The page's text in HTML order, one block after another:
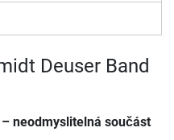
Deuser Band
neodmyslitelná součást